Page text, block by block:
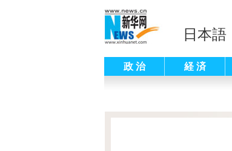
日本語
政 治 経 済